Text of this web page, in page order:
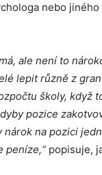
nebo
ale není to
lepit různě z
školy, když
pozice
nárok na pozici
peníze,“popisuje,